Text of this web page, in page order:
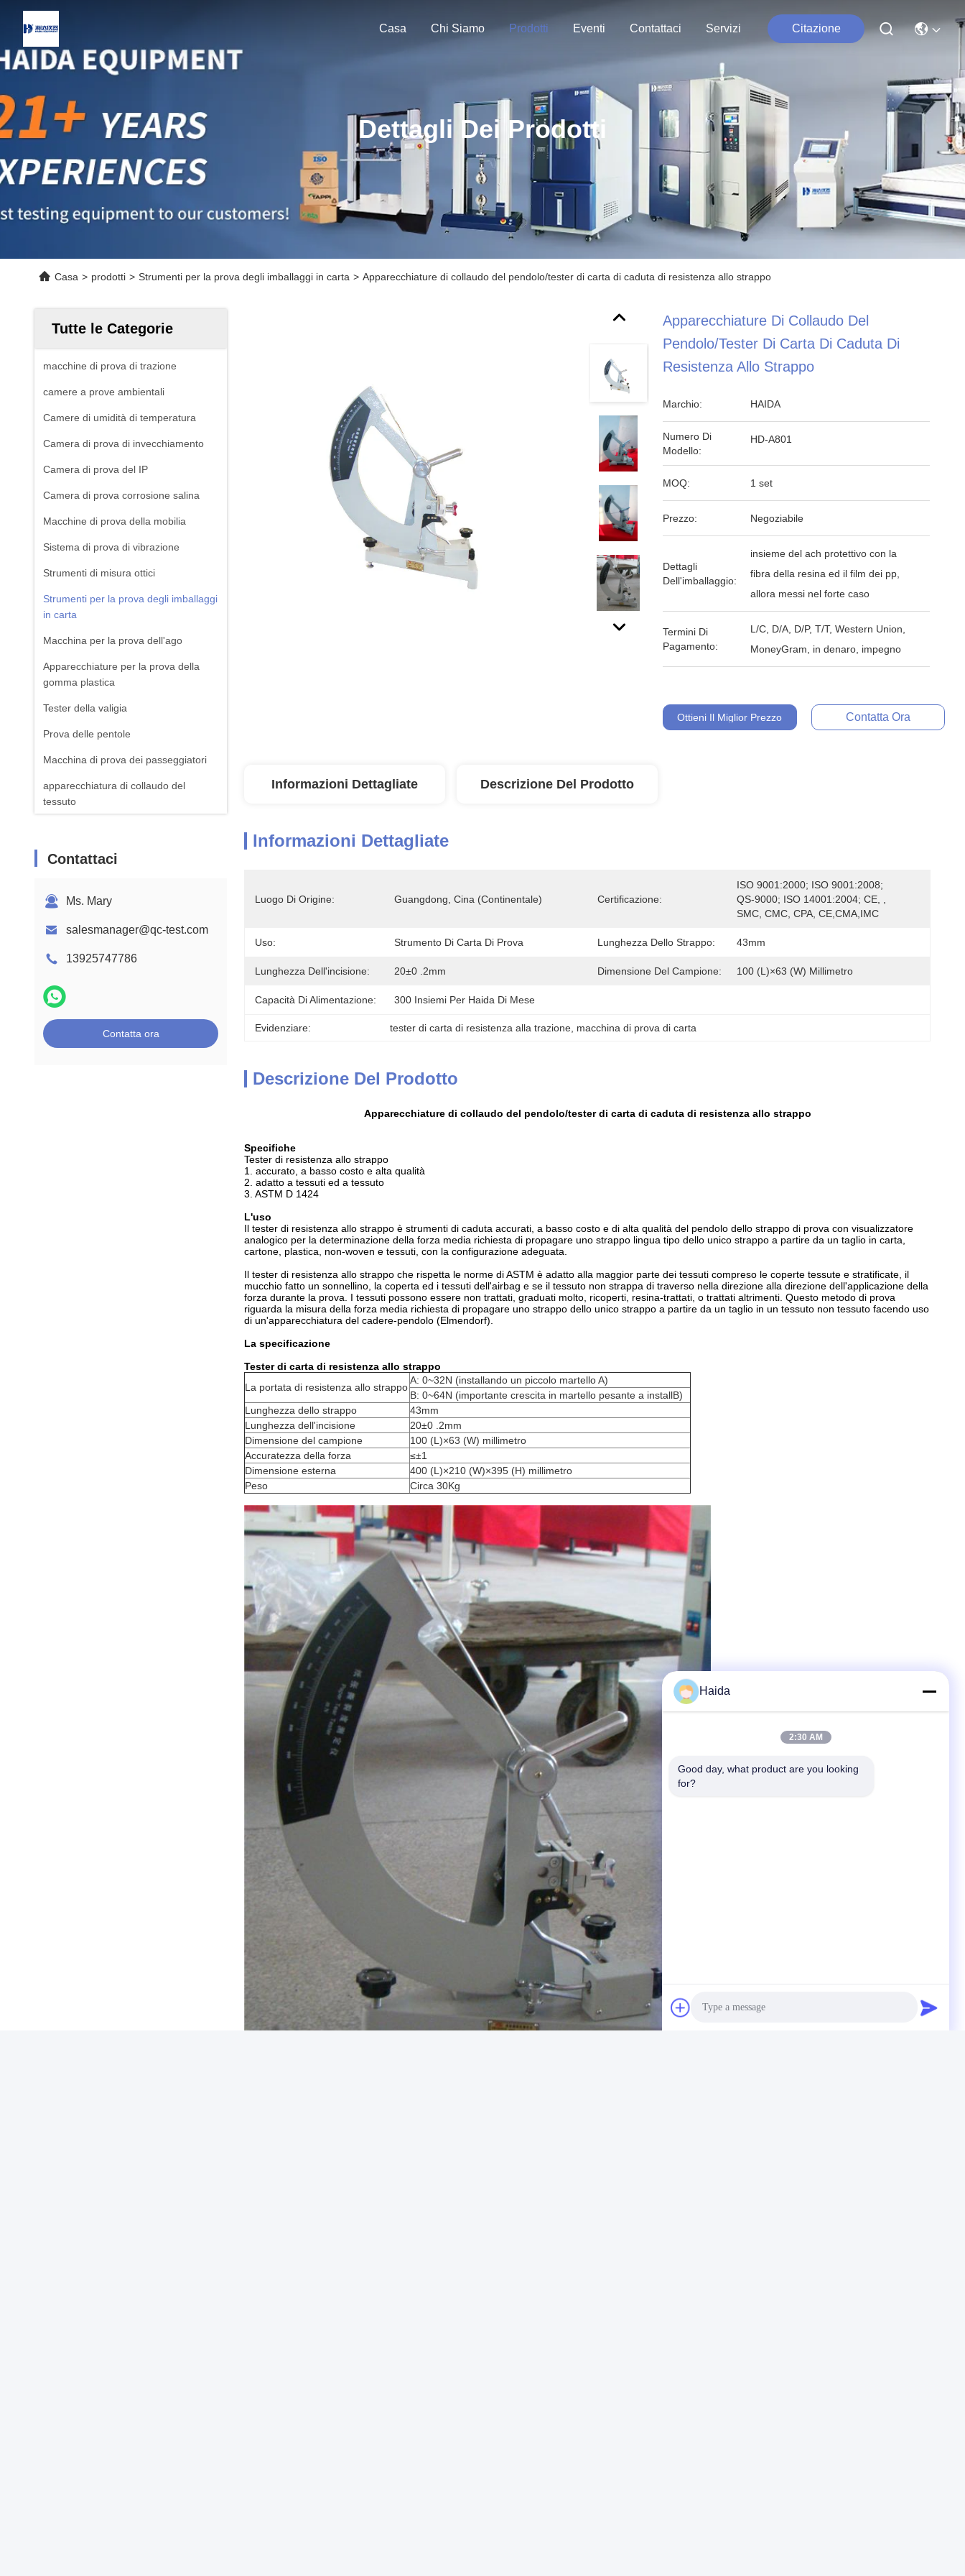
Casa Chi Siamo Prodotti Eventi Contattaci Servizi Citazione
Dettagli Dei Prodotti
Casa > prodotti > Strumenti per la prova degli imballaggi in carta > Apparecchiature di collaudo del pendolo/tester di carta di caduta di resistenza allo strappo
Tutte le Categorie
macchine di prova di trazione
camere a prove ambientali
Camere di umidità di temperatura
Camera di prova di invecchiamento
Camera di prova del IP
Camera di prova corrosione salina
Macchine di prova della mobilia
Sistema di prova di vibrazione
Strumenti di misura ottici
Strumenti per la prova degli imballaggi
in carta
Macchina per la prova dell'ago
Apparecchiature per la prova della
gomma plastica
Tester della valigia
Prova delle pentole
Macchina di prova dei passeggiatori
apparecchiatura di collaudo del
tessuto
Attrezzatura per il test della batteria
Apparecchiature per la prova
Contattaci
Ms. Mary
salesmanager@qc-test.com
13925747786
Contatta ora
Apparecchiature Di Collaudo Del
Pendolo/tester Di Carta Di Caduta Di
Resistenza Allo Strappo
Marchio: HAIDA
Numero Di
Modello:
HD-A801
MOQ: 1 set
Prezzo: Negoziabile
Dettagli
Dell'imballaggio:
insieme del ach protettivo con la
fibra della resina ed il film dei pp,
allora messi nel forte caso
Termini Di
Pagamento:
L/C, D/A, D/P, T/T, Western Union,
MoneyGram, in denaro, impegno
Ottieni Il Miglior Prezzo Contatta Ora
Informazioni Dettagliate Descrizione Del Prodotto
Informazioni Dettagliate
Luogo Di Origine: Guangdong, Cina (continentale) Certificazione:
ISO 9001:2000; ISO 9001:2008;
QS-9000; ISO 14001:2004; CE, ,
SMC, CMC, CPA, CE,CMA,IMC
Uso: Strumento Di Carta Di Prova Lunghezza Dello Strappo: 43mm
Lunghezza Dell'incisione: 20±0 .2mm Dimensione Del Campione: 100 (L)×63 (W) Millimetro
Capacità Di Alimentazione: 300 Insiemi Per Haida Di Mese
Evidenziare: tester di carta di resistenza alla trazione macchina di prova di carta
Descrizione Del Prodotto
Apparecchiature di collaudo del pendolo/tester di carta di caduta di resistenza allo strappo
Specifiche
Tester di resistenza allo strappo
1. accurato, a basso costo e alta qualità
2. adatto a tessuti ed a tessuto
3. ASTM D 1424
L'uso
Il tester di resistenza allo strappo è strumenti di caduta accurati, a basso costo e di alta qualità del pendolo dello strappo di prova con visualizzatore
analogico per la determinazione della forza media richiesta di propagare uno strappo lingua tipo dello unico strappo a partire da un taglio in carta,
cartone, plastica, non-woven e tessuti, con la configurazione adeguata.
Il tester di resistenza allo strappo che rispetta le norme di ASTM è adatto alla maggior parte dei tessuti compreso le coperte tessute e stratificate, il
mucchio fatto un sonnellino, la coperta ed i tessuti dell'airbag e se il tessuto non strappa di traverso nella direzione alla direzione dell'applicazione della
forza durante la prova. I tessuti possono essere non trattati, graduati molto, ricoperti, resina-trattati, o trattati altrimenti. Questo metodo di prova
riguarda la misura della forza media richiesta di propagare uno strappo dello unico strappo a partire da un taglio in un tessuto non tessuto facendo uso
di un'apparecchiatura del cadere-pendolo (Elmendorf).
La specificazione
Tester di carta di resistenza allo strappo
La portata di resistenza allo strappo
A: 0~32N (installando un piccolo martello A)
B: 0~64N (importante crescita in martello pesante a installB)
Lunghezza dello strappo
43mm
Lunghezza dell'incisione
20±0 .2mm
Dimensione del campione
100 (L)×63 (W) millimetro
Accuratezza della forza
≤±1
Dimensione esterna
400 (L)×210 (W)×395 (H) millimetro
Peso
Circa 30Kg
Haida
2:30 AM
Good day, what product are you looking
for?